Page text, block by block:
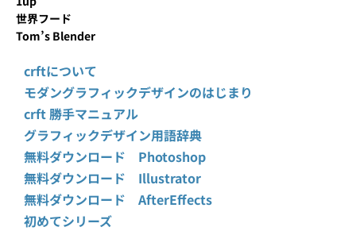
世界フード
Tom’s Blender
crftについて
モダングラフィックデザインのはじまり
crft 勝手マニュアル
グラフィックデザイン用語辞典
無料ダウンロード Photoshop
無料ダウンロード Illustrator
無料ダウンロード AfterEffects
初めてシリーズ